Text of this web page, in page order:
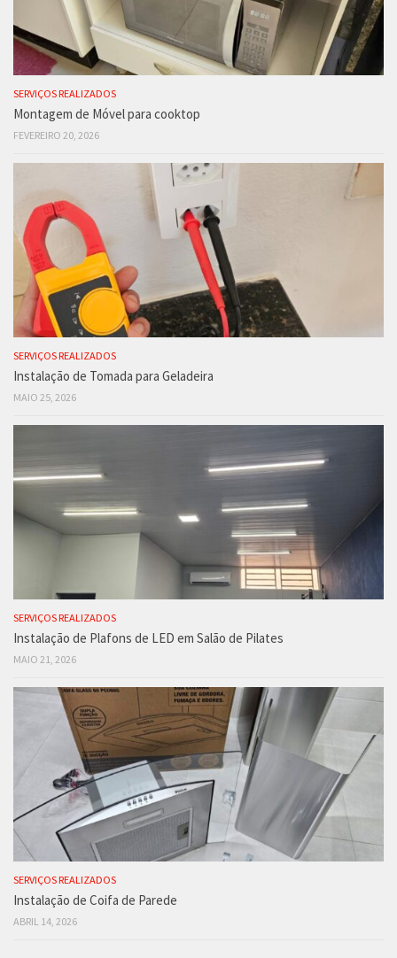
SERVIÇOS REALIZADOS
Montagem de Móvel para cooktop
FEVEREIRO 20, 2026
SERVIÇOS REALIZADOS
Instalação de Tomada para Geladeira
MAIO 25, 2026
SERVIÇOS REALIZADOS
Instalação de Plafons de LED em Salão de Pilates
MAIO 21, 2026
SERVIÇOS REALIZADOS
Instalação de Coifa de Parede
ABRIL 14, 2026